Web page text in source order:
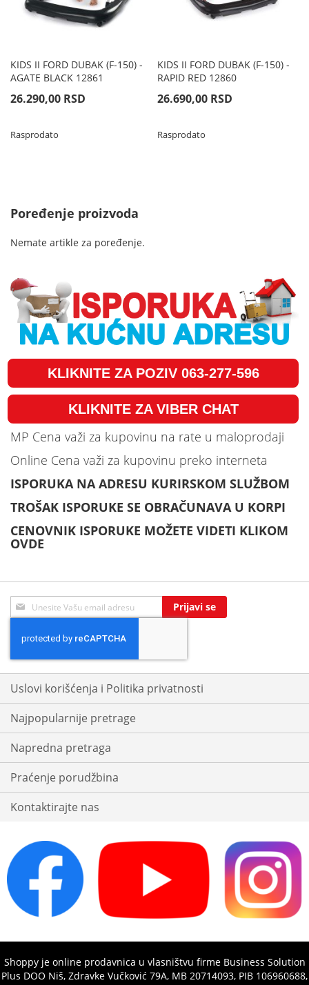
KIDS II FORD DUBAK (F-150) -
AGATE BLACK 12861
26.290,00 RSD
Rasprodato
KIDS II FORD DUBAK (F-150) -
RAPID RED 12860
26.690,00 RSD
Rasprodato
Poređenje proizvoda
Nemate artikle za poređenje.
KLIKNITE ZA POZIV 063-277-596
KLIKNITE ZA VIBER CHAT
MP Cena važi za kupovinu na rate u maloprodaji
Online Cena važi za kupovinu preko interneta
ISPORUKA NA ADRESU KURIRSKOM SLUŽBOM
TROŠAK ISPORUKE SE OBRAČUNAVA U KORPI
CENOVNIK ISPORUKE MOŽETE VIDETI KLIKOM
OVDE
Sign
Up
Our
Newsletter:
Prijavi se
Uslovi korišćenja i Politika privatnosti
Najpopularnije pretrage
Napredna pretraga
Praćenje porudžbina
Kontaktirajte nas
Shoppy je online prodavnica u vlasništvu firme Business Solution
Plus DOO Niš, Zdravke Vučković 79A, MB 20714093, PIB 106960688,